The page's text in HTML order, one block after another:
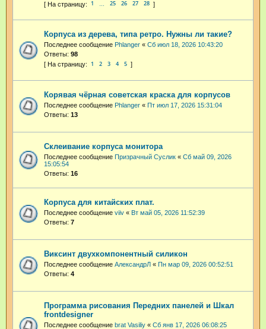
1 25 26 27 28
Корпуса из дерева, типа ретро. Нужны ли такие?
Последнее сообщение Phlanger « Сб июл 18, 2026 10:43:20
Ответы: 98
1 2 3 4 5
Корявая чёрная советская краска для корпусов
Последнее сообщение Phlanger « Пт июл 17, 2026 15:31:04
Ответы: 13
Склеивание корпуса монитора
Последнее сообщение Призрачный Суслик « Сб май 09, 2026
15:05:54
Ответы: 16
Корпуса для китайских плат.
Последнее сообщение viiv « Вт май 05, 2026 11:52:39
Ответы: 7
Виксинт двухкомпонентный силикон
Последнее сообщение АлександрЛ « Пн мар 09, 2026 00:52:51
Ответы: 4
Программа рисования Передних панелей и Шкал
frontdesigner
Последнее сообщение brat Vasiliy « Сб янв 17, 2026 06:08:25